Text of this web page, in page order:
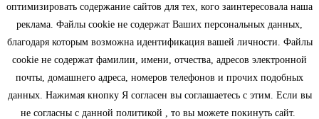
оптимизировать содержание сайтов для тех, кого заинтересовала наша
реклама. Файлы cookie не содержат Ваших персональных данных,
благодаря которым возможна идентификация вашей личности. Файлы
cookie не содержат фамилии, имени, отчества, адресов электронной
почты, домашнего адреса, номеров телефонов и прочих подобных
данных. Нажимая кнопку Я согласен вы соглашаетесь с этим. Если вы
не согласны с данной политикой , то вы можете покинуть сайт.
Моя учетная запись
Контактная информация